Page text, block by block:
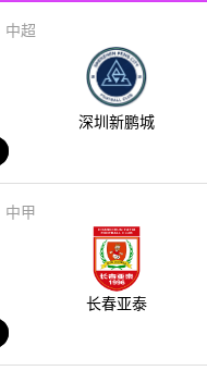
中超
深圳新鹏城
中甲
长春亚泰